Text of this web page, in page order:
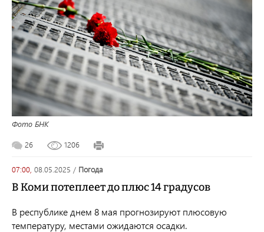
Фото БНК
26 1206
07:00, 08.05.2025 / погода
В Коми потеплеет до плюс 14 градусов
В республике днем 8 мая прогнозируют плюсовую
температуру, местами ожидаются осадки.